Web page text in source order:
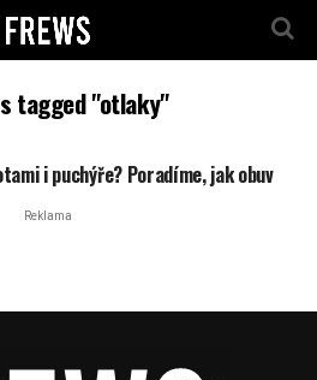
tagged "otlaky"
i puchýře? Poradíme, jak obuv
Reklama